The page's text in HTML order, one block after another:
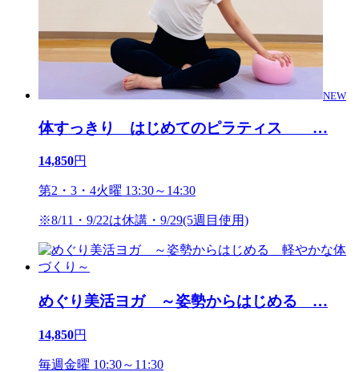
NEW
体すっきり はじめてのピラティス …
14,850円
第2・3・4火曜 13:30～14:30
※8/11・9/22は休講・9/29(5週目使用)
めぐり美活ヨガ ～姿勢からはじめる …
14,850円
毎週金曜 10:30～11:30